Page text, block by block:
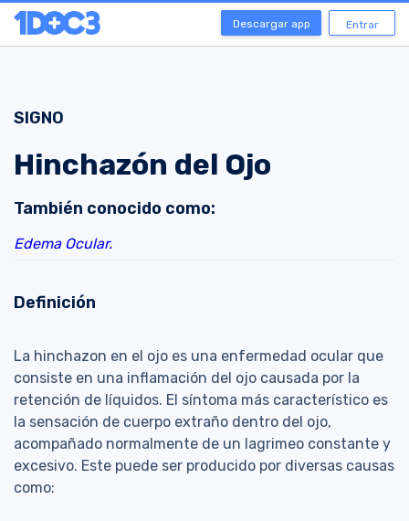
Descargar app Entrar
SIGNO
Hinchazón del Ojo
También conocido como:
Edema Ocular.
Definición
La hinchazon en el ojo es una enfermedad ocular que
consiste en una inflamación del ojo causada por la
retención de líquidos. El síntoma más característico es
la sensación de cuerpo extraño dentro del ojo,
acompañado normalmente de un lagrimeo constante y
excesivo. Este puede ser producido por diversas causas
como: